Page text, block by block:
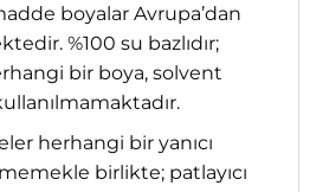
boyalar Avrupa’dan
%100 su bazlıdır;
bir boya, solvent
herhangi bir yanıcı
birlikte; patlayıcı